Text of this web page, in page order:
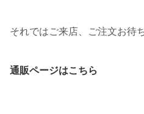
それではご来店、ご注文お
通販ページはこちら